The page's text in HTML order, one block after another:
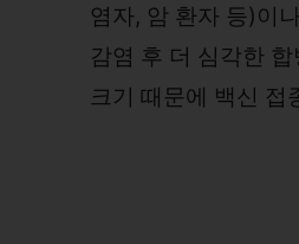
염자, 암 환자 등)이나
감염 후 더 심각한
크기 때문에 백신 접